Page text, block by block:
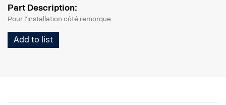
Part Description:
Pour l'installation côté remorque.
Add to list